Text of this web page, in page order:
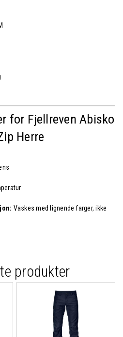
for Fjellreven Abisko
Herre
Vaskes med lignende farger, ikke
produkter